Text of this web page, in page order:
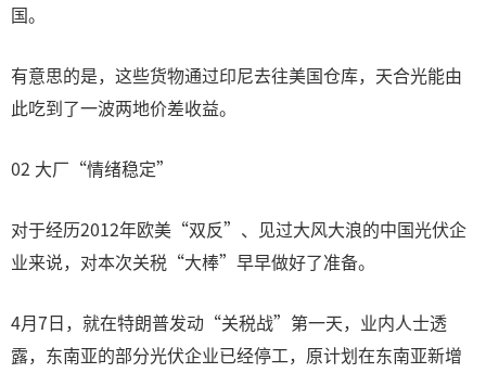
国。
有意思的是，这些货物通过印尼去往美国仓库，天合光能由
此吃到了一波两地价差收益。
02 大厂“情绪稳定”
对于经历2012年欧美“双反”、见过大风大浪的中国光伏企
业来说，对本次关税“大棒”早早做好了准备。
4月7日，就在特朗普发动“关税战”第一天，业内人士透
露，东南亚的部分光伏企业已经停工，原计划在东南亚新增